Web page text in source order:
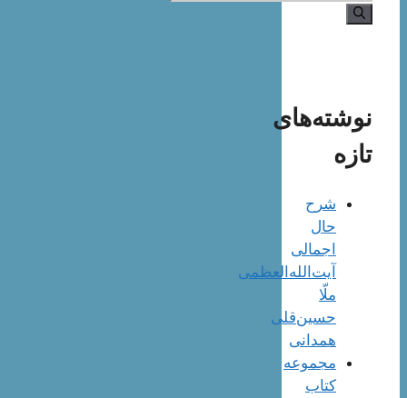
نوشته‌های
تازه
شرح
حال
اجمالی
آیت‌الله‌العظمی
ملّا
حسین‌قلی
همدانی
مجموعه
کتاب